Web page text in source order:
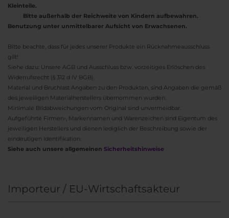
Kleinteile.
Bitte außerhalb der Reichweite von Kindern aufbewahren.
Benutzung unter unmittelbarer Aufsicht von Erwachsenen.
Bitte beachte, dass für jedes unserer Produkte ein Rücknahmeausschluss
gilt!
Siehe dazu: Unsere AGB und Ausschluss bzw. vorzeitiges Erlöschen des
Widerrufsrecht (§ 312 d IV BGB).
Material und Bruchlast Angaben zu den Produkten, sind Angaben die gemäß
des jeweiligen Materialherstellers übernommen wurden.
Minimale Bildabweichungen vom Original sind unvermeidbar.
Aufgeführte Firmen-, Markennamen und Warenzeichen sind Eigentum des
jeweiligen Herstellers und dienen lediglich der Beschreibung sowie der
eindeutigen Identifikation.
Siehe auch unsere allgemeinen Sicherheitshinweise
Importeur / EU-Wirtschaftsakteur